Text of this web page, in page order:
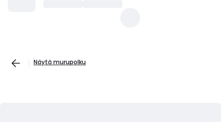
Näytä murupolku